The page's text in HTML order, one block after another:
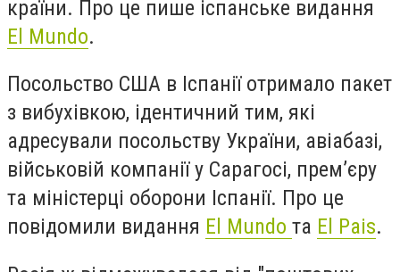
країни. Про це пише іспанське видання
El Mundo.
Посольство США в Іспанії отримало пакет
з вибухівкою, ідентичний тим, які
адресували посольству України, авіабазі,
військовій компанії у Сарагосі, прем’єру
та міністерці оборони Іспанії. Про це
повідомили видання El Mundo та El Pais.